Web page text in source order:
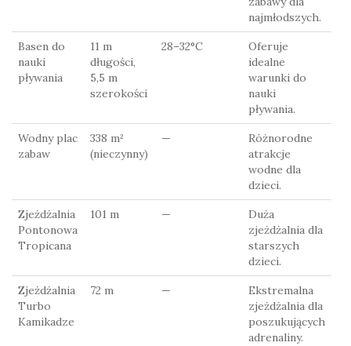
najmłodszych.
Basen do
nauki
pływania
11 m
długości,
5,5 m
szerokości
28–32°C
Oferuje
idealne
warunki do
nauki
pływania.
Wodny plac
zabaw
338 m²
(nieczynny)
—
Różnorodne
atrakcje
wodne dla
dzieci.
Zjeżdżalnia
Pontonowa
Tropicana
101 m —
Duża
zjeżdżalnia dla
starszych
dzieci.
Zjeżdżalnia
Turbo
Kamikadze
72 m —
Ekstremalna
zjeżdżalnia dla
poszukujących
adrenaliny.